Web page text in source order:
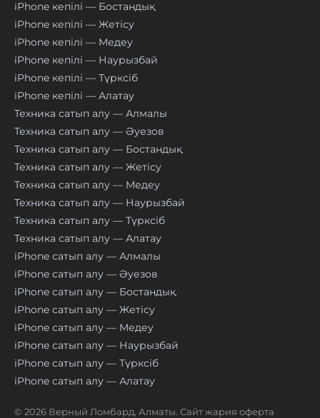
iPhone кепілі — Бостандық
iPhone кепілі — Жетісу
iPhone кепілі — Медеу
iPhone кепілі — Наурызбай
iPhone кепілі — Түрксіб
iPhone кепілі — Алатау
Техника сатып алу — Алмалы
Техника сатып алу — Әуезов
Техника сатып алу — Бостандық
Техника сатып алу — Жетісу
Техника сатып алу — Медеу
Техника сатып алу — Наурызбай
Техника сатып алу — Түрксіб
Техника сатып алу — Алатау
iPhone сатып алу — Алмалы
iPhone сатып алу — Әуезов
iPhone сатып алу — Бостандық
iPhone сатып алу — Жетісу
iPhone сатып алу — Медеу
iPhone сатып алу — Наурызбай
iPhone сатып алу — Түрксіб
iPhone сатып алу — Алатау
© 2026 Верный Ломбард, Алматы. Сайт жария оферта